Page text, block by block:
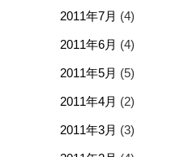
2011年7月 (4)
2011年6月 (4)
2011年5月 (5)
2011年4月 (2)
2011年3月 (3)